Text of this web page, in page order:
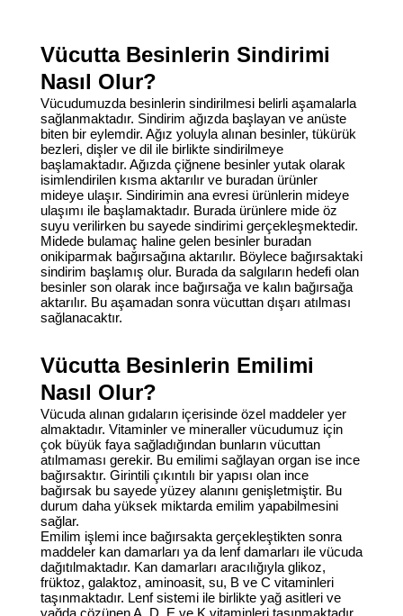
Vücutta Besinlerin Sindirimi
Nasıl Olur?
Vücudumuzda besinlerin sindirilmesi belirli aşamalarla
sağlanmaktadır. Sindirim ağızda başlayan ve anüste
biten bir eylemdir. Ağız yoluyla alınan besinler, tükürük
bezleri, dişler ve dil ile birlikte sindirilmeye
başlamaktadır. Ağızda çiğnene besinler yutak olarak
isimlendirilen kısma aktarılır ve buradan ürünler
mideye ulaşır. Sindirimin ana evresi ürünlerin mideye
ulaşımı ile başlamaktadır. Burada ürünlere mide öz
suyu verilirken bu sayede sindirimi gerçekleşmektedir.
Midede bulamaç haline gelen besinler buradan
onikiparmak bağırsağına aktarılır. Böylece bağırsaktaki
sindirim başlamış olur. Burada da salgıların hedefi olan
besinler son olarak ince bağırsağa ve kalın bağırsağa
aktarılır. Bu aşamadan sonra vücuttan dışarı atılması
sağlanacaktır.
Vücutta Besinlerin Emilimi
Nasıl Olur?
Vücuda alınan gıdaların içerisinde özel maddeler yer
almaktadır. Vitaminler ve mineraller vücudumuz için
çok büyük faya sağladığından bunların vücuttan
atılmaması gerekir. Bu emilimi sağlayan organ ise ince
bağırsaktır. Girintili çıkıntılı bir yapısı olan ince
bağırsak bu sayede yüzey alanını genişletmiştir. Bu
durum daha yüksek miktarda emilim yapabilmesini
sağlar.
Emilim işlemi ince bağırsakta gerçekleştikten sonra
maddeler kan damarları ya da lenf damarları ile vücuda
dağıtılmaktadır. Kan damarları aracılığıyla glikoz,
früktoz, galaktoz, aminoasit, su, B ve C vitaminleri
taşınmaktadır. Lenf sistemi ile birlikte yağ asitleri ve
yağda çözünen A, D, E ve K vitaminleri taşınmaktadır.